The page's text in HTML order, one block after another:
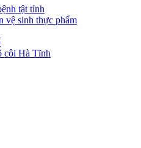
tật tỉnh
vệ sinh thực phẩm
côi Hà Tĩnh